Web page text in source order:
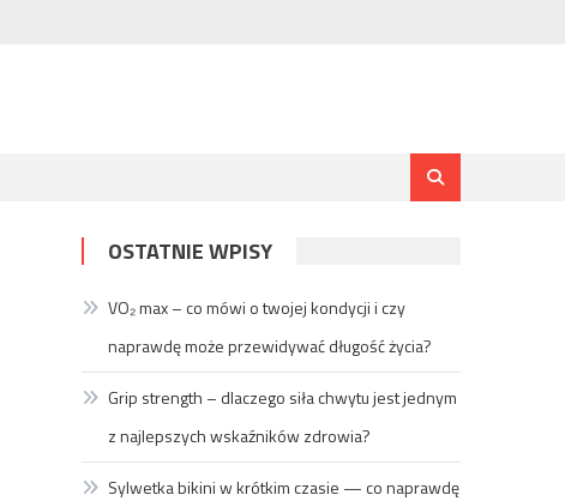
OSTATNIE WPISY
VO₂ max – co mówi o twojej kondycji i czy
naprawdę może przewidywać długość życia?
Grip strength – dlaczego siła chwytu jest jednym
z najlepszych wskaźników zdrowia?
Sylwetka bikini w krótkim czasie — co naprawdę